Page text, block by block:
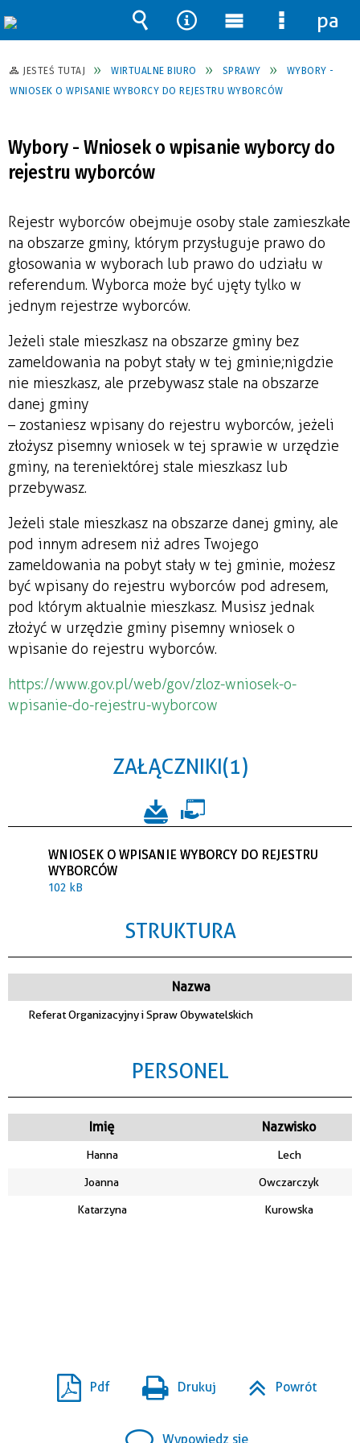
JESTEŚ TUTAJ WIRTUALNE BIURO SPRAWY
WYBORY -
WNIOSEK O WPISANIE WYBORCY DO REJESTRU WYBORCÓW
Wybory - Wniosek o wpisanie wyborcy do
rejestru wyborców
Rejestr wyborców obejmuje osoby stale zamieszkałe
na obszarze gminy, którym przysługuje prawo do
głosowania w wyborach lub prawo do udziału w
referendum. Wyborca może być ujęty tylko w
jednym rejestrze wyborców.
Jeżeli stale mieszkasz na obszarze gminy bez
zameldowania na pobyt stały w tej gminie; nigdzie
nie mieszkasz, ale przebywasz stale na obszarze
danej gminy
– zostaniesz wpisany do rejestru wyborców, jeżeli
złożysz pisemny wniosek w tej sprawie w urzędzie
gminy, na terenie której stale mieszkasz lub
przebywasz.
Jeżeli stale mieszkasz na obszarze danej gminy, ale
pod innym adresem niż adres Twojego
zameldowania na pobyt stały w tej gminie, możesz
być wpisany do rejestru wyborców pod adresem,
pod którym aktualnie mieszkasz. Musisz jednak
złożyć w urzędzie gminy pisemny wniosek o
wpisanie do rejestru wyborców.
https://www.gov.pl/web/gov/zloz-wniosek-o-
wpisanie-do-rejestru-wyborcow
ZAŁĄCZNIKI (1)
WNIOSEK O WPISANIE WYBORCY DO REJESTRU
WYBORCÓW
102 kB
STRUKTURA
Nazwa
Referat Organizacyjny i Spraw Obywatelskich
PERSONEL
Imię Nazwisko
Hanna Lech
Joanna Owczarczyk
Katarzyna Kurowska
Pdf Drukuj Powrót
Wypowiedz się
Wyszukiwarka
Narzędzia
Menu
główne
Menu